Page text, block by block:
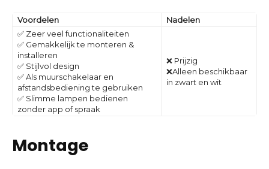
Voordelen
Nadelen
✅ Zeer veel functionaliteiten
✅ Gemakkelijk te monteren &
installeren
✅ Stijlvol design
✅ Als muurschakelaar en
afstandsbediening te gebruiken
✅ Slimme lampen bedienen
zonder app of spraak
❌ Prijzig
❌Alleen beschikbaar
in zwart en wit
Montage